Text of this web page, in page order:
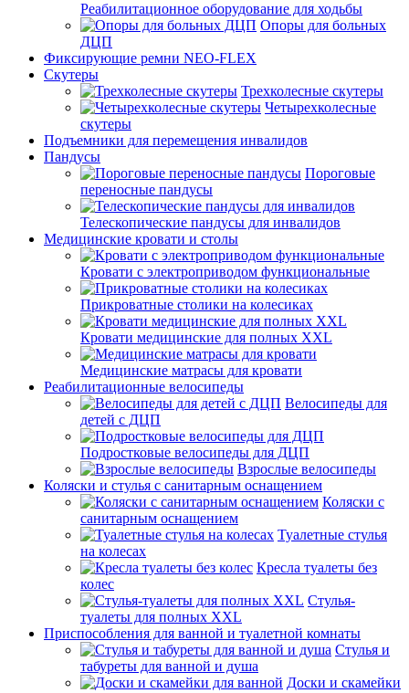
Реабилитационное оборудование для ходьбы
Опоры для больных
ДЦП
Фиксирующие ремни NEO-FLEX
Скутеры
Трехколесные скутеры
Четырехколесные
скутеры
Подъемники для перемещения инвалидов
Пандусы
Пороговые
переносные пандусы
Телескопические пандусы для инвалидов
Медицинские кровати и столы
Кровати с электроприводом функциональные
Прикроватные столики на колесиках
Кровати медицинские для полных XXL
Медицинские матрасы для кровати
Реабилитационные велосипеды
Велосипеды для
детей с ДЦП
Подростковые велосипеды для ДЦП
Взрослые велосипеды
Коляски и стулья с санитарным оснащением
Коляски с
санитарным оснащением
Туалетные стулья
на колесах
Кресла туалеты без
колес
Стулья-
туалеты для полных XXL
Приспособления для ванной и туалетной комнаты
Стулья и
табуреты для ванной и душа
Доски и скамейки